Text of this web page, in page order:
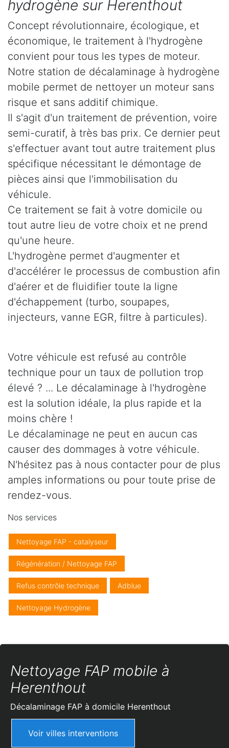
hydrogène sur Herenthout
Concept révolutionnaire, écologique, et
économique, le traitement à l'hydrogène
convient pour tous les types de moteur.
Notre station de décalaminage à hydrogène
mobile permet de nettoyer un moteur sans
risque et sans additif chimique.
Il s'agit d'un traitement de prévention, voire
semi-curatif, à très bas prix. Ce dernier peut
s'effectuer avant tout autre traitement plus
spécifique nécessitant le démontage de
pièces ainsi que l'immobilisation du
véhicule.
Ce traitement se fait à votre domicile ou
tout autre lieu de votre choix et ne prend
qu'une heure.
L'hydrogène permet d'augmenter et
d'accélérer le processus de combustion afin
d'aérer et de fluidifier toute la ligne
d'échappement (turbo, soupapes,
injecteurs, vanne EGR, filtre à particules).
Votre véhicule est refusé au contrôle
technique pour un taux de pollution trop
élevé ? ... Le décalaminage à l'hydrogène
est la solution idéale, la plus rapide et la
moins chère !
Le décalaminage ne peut en aucun cas
causer des dommages à votre véhicule.
N'hésitez pas à nous contacter pour de plus
amples informations ou pour toute prise de
rendez-vous.
Nos services
Nettoyage FAP - catalyseur
Régénération / Nettoyage FAP
Refus contrôle technique Adblue
Nettoyage Hydrogène
Nettoyage FAP mobile à
Herenthout
Décalaminage FAP à domicile Herenthout
Voir villes interventions